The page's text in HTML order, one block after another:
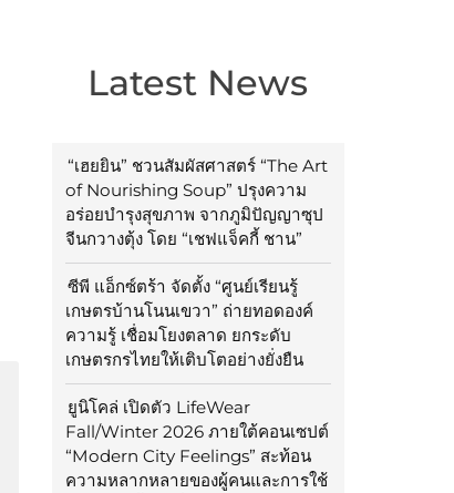
Latest News
“เฮยยิน” ชวนสัมผัสศาสตร์ “The Art
of Nourishing Soup” ปรุงความ
อร่อยบำรุงสุขภาพ จากภูมิปัญญาซุป
จีนกวางตุ้ง โดย “เชฟแจ็คกี้ ชาน”
ซีพี แอ็กซ์ตร้า จัดตั้ง “ศูนย์เรียนรู้
เกษตรบ้านโนนเขวา” ถ่ายทอดองค์
ความรู้ เชื่อมโยงตลาด ยกระดับ
เกษตรกรไทยให้เติบโตอย่างยั่งยืน
ยูนิโคล่ เปิดตัว LifeWear
Fall/Winter 2026 ภายใต้คอนเซปต์
“Modern City Feelings” สะท้อน
ความหลากหลายของผู้คนและการใช้